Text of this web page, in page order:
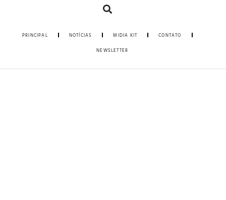
PRINCIPAL NOTÍCIAS MIDIA KIT CONTATO
NEWSLETTER